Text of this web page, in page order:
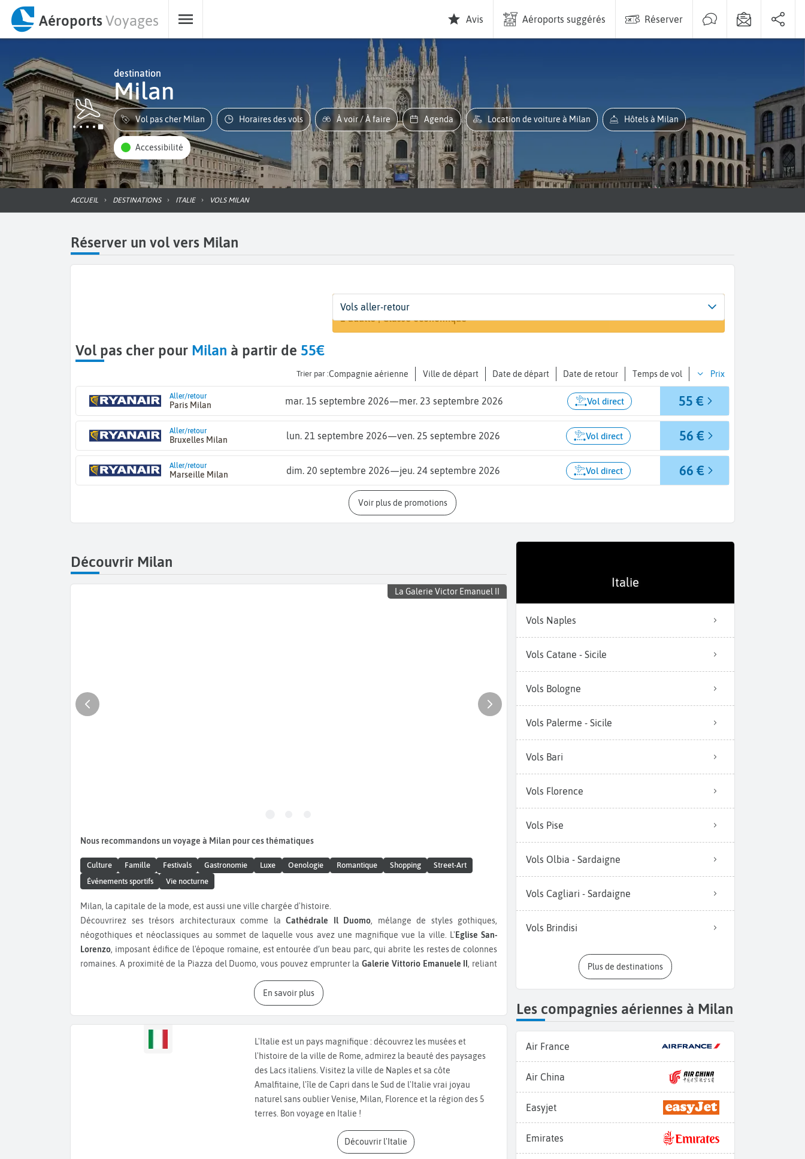
AéroportsVoyages Avis Aéroports suggérés Réserver
destination
Milan
Vol pas cher Milan Horaires des vols À voir / À faire Agenda Location de voiture à Milan Hôtels à Milan
Accessibilité
ACCUEIL DESTINATIONS ITALIE VOLS MILAN
Réserver un vol vers Milan
Départ
De... Milan (MIL)
Dates
Dates de votre voyage
Voyageurs | Classe
1 adulte | Classe économique
Vols aller-retour
Vol pas cher pour Milan à partir de 55€
Trier par : Compagnie aérienne Ville de départ Date de départ Date de retour Temps de vol Prix
Aller/retour
Paris Milan mar. 15 septembre 2026—mer. 23 septembre 2026 Vol direct 55 €
Aller/retour
Bruxelles Milan lun. 21 septembre 2026—ven. 25 septembre 2026 Vol direct 56 €
Aller/retour
Marseille Milan dim. 20 septembre 2026—jeu. 24 septembre 2026 Vol direct 66 €
Voir plus de promotions
Découvrir Milan
La Galerie Victor Emanuel II
Nous recommandons un voyage à Milan pour ces thématiques
Culture Famille Festivals Gastronomie Luxe Oenologie Romantique Shopping
Street-Art
Événements sportifs
Vie nocturne
Milan, la capitale de la mode, est aussi une ville chargée d'histoire.
Découvrirez ses trésors architecturaux comme la Cathédrale Il Duomo, mélange de styles gothiques,
néogothiques et néoclassiques au sommet de laquelle vous avez une magnifique vue la ville. L' Eglise San-
Lorenzo, imposant édifice de l'époque romaine, est entourée d’un beau parc, qui abrite les restes de colonnes
romaines. A proximité de la Piazza del Duomo, vous pouvez emprunter la Galerie Vittorio Emanuele II , reliant
salon de Milan, regroupe les plus grandes marques de la mode et de grands restaurants. Cet opéra,
mondialement connu, a reçu les plus grands chanteurs d’opéra et cantatrices d’Italie et du monde. Nous vous
Château Sforzesco
Napoleone, le Corso Venezia, la Via Della Spiga et la Via Manzoni rassemblant les plus grands couturiers du
monde. Côté musée, Milan n’est pas en reste, nous vous conseillons le Musée de Léonard de Vinci, très ludique
En savoir plus
L'Italie est un pays magnifique : découvrez les musées et
l'histoire de la ville de Rome, admirez la beauté des paysages
des Lacs italiens. Visitez la ville de Naples et sa côte
Amalfitaine, l'île de Capri dans le Sud de l'Italie vrai joyau
naturel sans oublier Venise, Milan, Florence et la région des 5
terres. Bon voyage en Italie !
Découvrir l'Italie
Italie
Vols Naples
Vols Catane - Sicile
Vols Bologne
Vols Palerme - Sicile
Vols Bari
Vols Florence
Vols Pise
Vols Olbia - Sardaigne
Vols Cagliari - Sardaigne
Vols Brindisi
Plus de destinations
Les compagnies aériennes à Milan
Air France
Air China
Easyjet
Emirates